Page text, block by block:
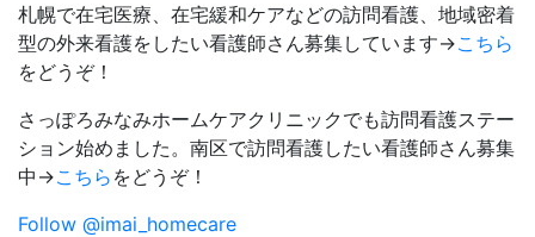
札幌で在宅医療、在宅緩和ケアなどの訪問看護、地域密着
型の外来看護をしたい看護師さん募集しています→こちら
をどうぞ！
さっぽろみなみホームケアクリニックでも訪問看護ステー
ション始めました。南区で訪問看護したい看護師さん募集
中→こちら をどうぞ！
Follow @imai_homecare